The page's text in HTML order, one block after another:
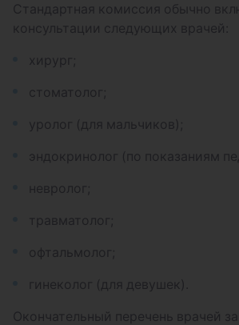
Стандартная комиссия обычно
консультации следующих врачей:
хирург;
стоматолог;
уролог (для мальчиков);
эндокринолог (по показаниям
невролог;
травматолог;
офтальмолог;
гинеколог (для девушек).
Окончательный перечень врачей